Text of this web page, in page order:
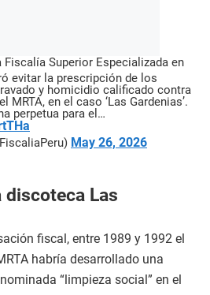
Fiscalía Superior Especializada en
evitar la prescripción de los
y homicidio calificado contra
en el caso ‘Las Gardenias’.
perpetua para el…
May 26, 2026
discoteca Las
fiscal, entre 1989 y 1992 el
habría desarrollado una
“limpieza social” en el